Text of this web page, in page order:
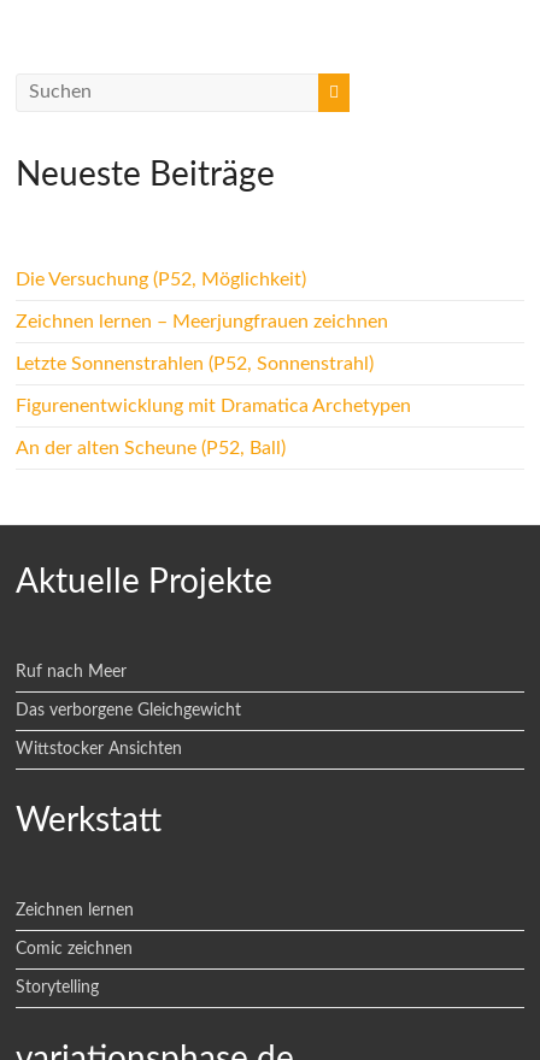
Neueste Beiträge
Die Versuchung (P52, Möglichkeit)
Zeichnen lernen – Meerjungfrauen zeichnen
Letzte Sonnenstrahlen (P52, Sonnenstrahl)
Figurenentwicklung mit Dramatica Archetypen
An der alten Scheune (P52, Ball)
Aktuelle Projekte
Ruf nach Meer
Das verborgene Gleichgewicht
Wittstocker Ansichten
Werkstatt
Zeichnen lernen
Comic zeichnen
Storytelling